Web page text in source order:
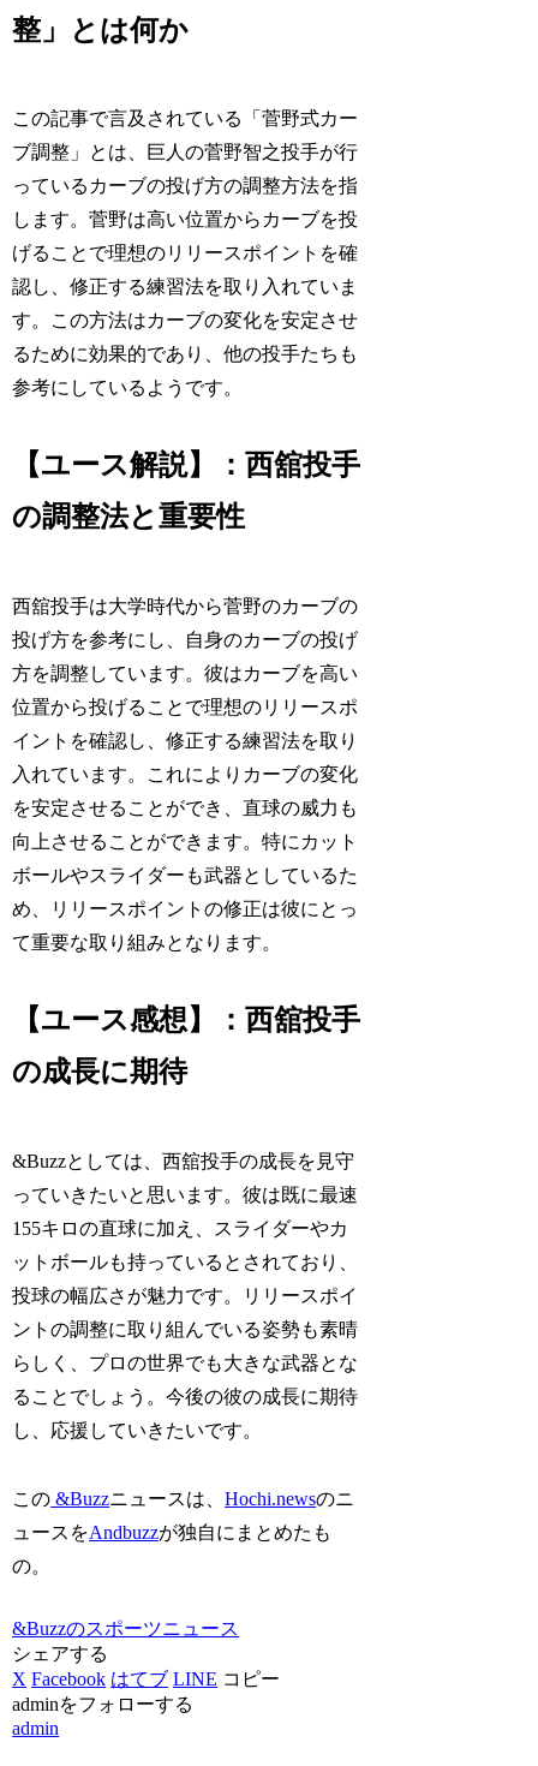
整」とは何か
この記事で言及されている「菅野式カー
ブ調整」とは、巨人の菅野智之投手が行
っているカーブの投げ方の調整方法を指
します。菅野は高い位置からカーブを投
げることで理想のリリースポイントを確
認し、修正する練習法を取り入れていま
す。この方法はカーブの変化を安定させ
るために効果的であり、他の投手たちも
参考にしているようです。
【ユース解説】：西舘投手
の調整法と重要性
西舘投手は大学時代から菅野のカーブの
投げ方を参考にし、自身のカーブの投げ
方を調整しています。彼はカーブを高い
位置から投げることで理想のリリースポ
イントを確認し、修正する練習法を取り
入れています。これによりカーブの変化
を安定させることができ、直球の威力も
向上させることができます。特にカット
ボールやスライダーも武器としているた
め、リリースポイントの修正は彼にとっ
て重要な取り組みとなります。
【ユース感想】：西舘投手
の成長に期待
&Buzzとしては、西舘投手の成長を見守
っていきたいと思います。彼は既に最速
155キロの直球に加え、スライダーやカ
ットボールも持っているとされており、
投球の幅広さが魅力です。リリースポイ
ントの調整に取り組んでいる姿勢も素晴
らしく、プロの世界でも大きな武器とな
ることでしょう。今後の彼の成長に期待
し、応援していきたいです。
この &Buzzニュースは、Hochi.newsのニ
ュースをAndbuzzが独自にまとめたも
の。
&Buzzのスポーツニュース
シェアする
X Facebook はてブ LINE コピー
adminをフォローする
admin